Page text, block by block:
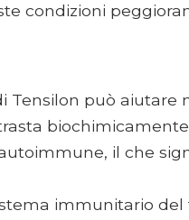
condizioni
Tensilon può aiutare
il che
immunitario